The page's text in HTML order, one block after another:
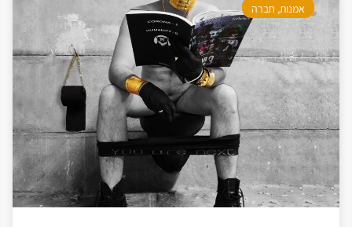
אמנות, חברה